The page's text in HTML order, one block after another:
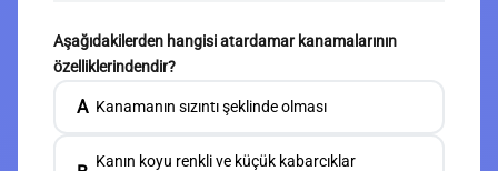
Aşağıdakilerden hangisi atardamar kanamalarının
özelliklerindendir?
A Kanamanın sızıntı şeklinde olması
Kanın koyu renkli ve küçük kabarcıklar